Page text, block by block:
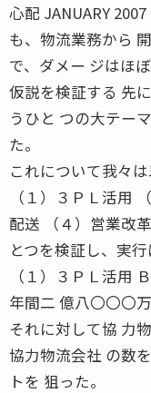
心配 JANUARY
も、物流業務から
で、ダメー ジはほ
仮説を検証する 先
うひと つの大テー
た。
これについて我々
（１）３ＰＬ活用
配送 （４）営業改
とつを検証し、実
（１）３ＰＬ活用
年間二 億八〇〇〇
それに対して協 力
協力物流会社 の数
トを 狙った。